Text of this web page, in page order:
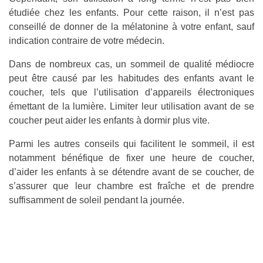
étudiée chez les enfants. Pour cette raison, il n’est pas
conseillé de donner de la mélatonine à votre enfant, sauf
indication contraire de votre médecin.
Dans de nombreux cas, un sommeil de qualité médiocre
peut être causé par les habitudes des enfants avant le
coucher, tels que l’utilisation d’appareils électroniques
émettant de la lumière. Limiter leur utilisation avant de se
coucher peut aider les enfants à dormir plus vite.
Parmi les autres conseils qui facilitent le sommeil, il est
notamment bénéfique de fixer une heure de coucher,
d’aider les enfants à se détendre avant de se coucher, de
s’assurer que leur chambre est fraîche et de prendre
suffisamment de soleil pendant la journée.